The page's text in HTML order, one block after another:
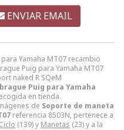
Yamaha MT07 recambio
Puig para Yamaha MT07
naked R SQeM
Puig para Yamaha
en tienda.
de Soporte de maneta
referencia 8503N, pertenece a
(139) y Manetas (23) y a la
ENVIAR EMAIL